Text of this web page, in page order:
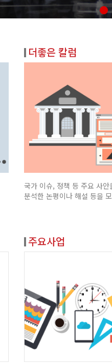
1 2
더좋은 칼럼
국가 이슈, 정책 등 주요 사
분석한 논평이나 해설 등을
주요사업